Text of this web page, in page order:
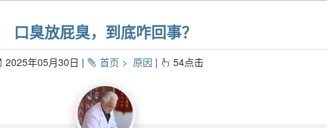
口臭放屁臭，到底咋回事？
2025年05月30日 首页 原因 54点击